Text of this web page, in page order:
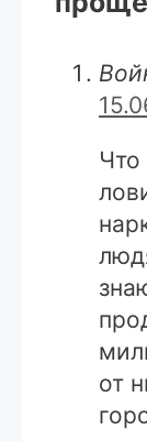
Что
от